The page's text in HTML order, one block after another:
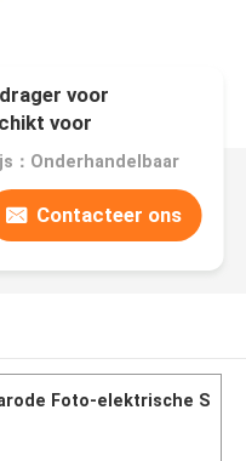
voor
voor
：Onderhandelbaar
Contacteer ons
Foto-elektrische S